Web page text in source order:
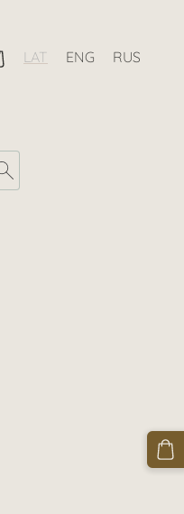
LAT ENG RUS